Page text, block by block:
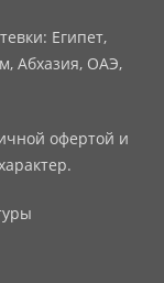
Египет,
Абхазия, ОАЭ,
офертой и